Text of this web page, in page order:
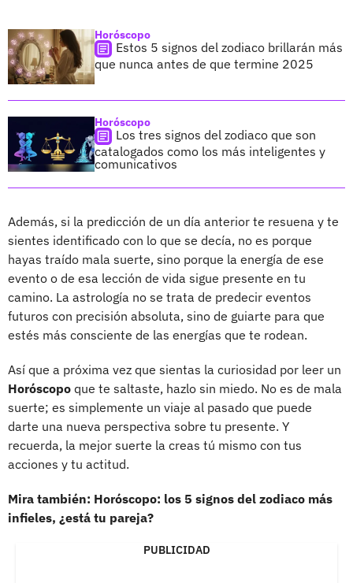
Horóscopo
Estos 5 signos del zodiaco brillarán más
que nunca antes de que termine 2025
Horóscopo
Los tres signos del zodiaco que son
catalogados como los más inteligentes y
comunicativos
Además, si la predicción de un día anterior te resuena y te
sientes identificado con lo que se decía, no es porque
hayas traído mala suerte, sino porque la energía de ese
evento o de esa lección de vida sigue presente en tu
camino. La astrología no se trata de predecir eventos
futuros con precisión absoluta, sino de guiarte para que
estés más consciente de las energías que te rodean.
Así que a próxima vez que sientas la curiosidad por leer un
Horóscopo que te saltaste, hazlo sin miedo. No es de mala
suerte; es simplemente un viaje al pasado que puede
darte una nueva perspectiva sobre tu presente. Y
recuerda, la mejor suerte la creas tú mismo con tus
acciones y tu actitud.
Mira también: Horóscopo: los 5 signos del zodiaco más
infieles, ¿está tu pareja?
PUBLICIDAD